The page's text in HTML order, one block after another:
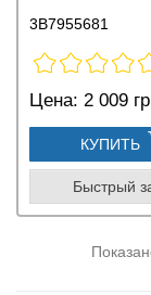
3B7955681
Цена: 2 009
КУПИТЬ
Быстрый